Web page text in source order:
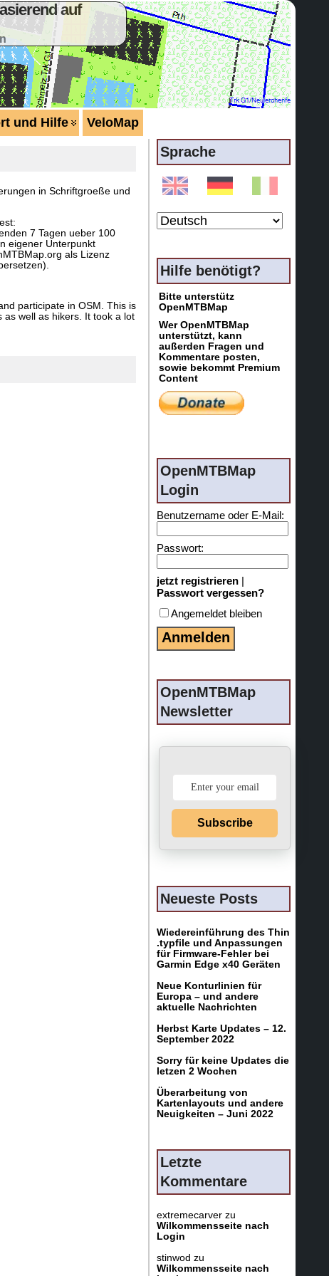
auf
und Hilfe VeloMap
in Schriftgroeße und
7 Tagen ueber 100
eigener Unterpunkt
als Lizenz
participate in OSM. This is
as well as hikers. It took a lot
Sprache
Hilfe benötigt?
Bitte unterstütz
OpenMTBMap
Wer OpenMTBMap
unterstützt, kann
außerden Fragen und
Kommentare posten,
sowie bekommt Premium
Content
OpenMTBMap
Login
Benutzername oder E-Mail:
Passwort:
jetzt registrieren |
Passwort vergessen?
Angemeldet bleiben
OpenMTBMap
Newsletter
Subscribe
Neueste Posts
Wiedereinführung des Thin
.typfile und Anpassungen
für Firmware-Fehler bei
Garmin Edge x40 Geräten
Neue Konturlinien für
Europa – und andere
aktuelle Nachrichten
Herbst Karte Updates – 12.
September 2022
Sorry für keine Updates die
letzen 2 Wochen
Überarbeitung von
Kartenlayouts und andere
Neuigkeiten – Juni 2022
Letzte
Kommentare
extremecarver zu
Wilkommensseite nach
Login
stinwod zu
Wilkommensseite nach